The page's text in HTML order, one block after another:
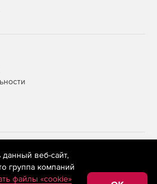
store.softline.ru применяются
(информационные технологии
на основе сбора,
сведений, относящихся к
веб-сайт,
группа компаний
файлы «cookie»